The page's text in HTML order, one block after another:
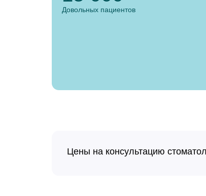
Довольных пациентов
Цены на консультацию